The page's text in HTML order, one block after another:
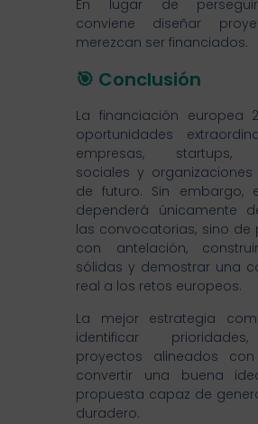
En lugar de
conviene diseñar
merezcan ser financiados.
🎯 Conclusión
La financiación europea
oportunidades
empresas, startups,
sociales y
de futuro. Sin embargo,
dependerá únicamente
las convocatorias, sino de
con antelación,
sólidas y demostrar una
real a los retos europeos.
La mejor estrategia
identificar
proyectos alineados
convertir una buena
propuesta capaz de
duradero.